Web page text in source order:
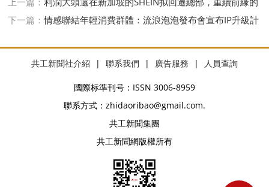
會是廣州還是南京？
下一篇：情感聯結年輕消費群體：流浪泡泡發布會宣布IP升級計
共工新聞社介紹 | 聯系我們 | 廣告服務 | 人員查詢
國際标準刊号：ISSN 3006-8959
聯系方式：zhidaoribao@gmail.com.
共工新聞集團
共工新聞網版權所有